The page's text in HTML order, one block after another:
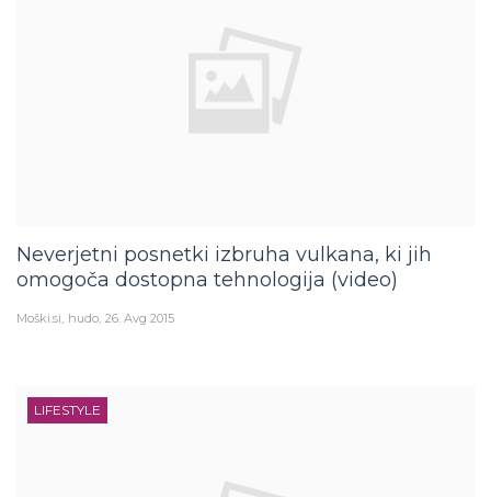
Neverjetni posnetki izbruha vulkana, ki jih
omogoča dostopna tehnologija (video)
Moški.si hudo 26. Avg 2015
LIFESTYLE